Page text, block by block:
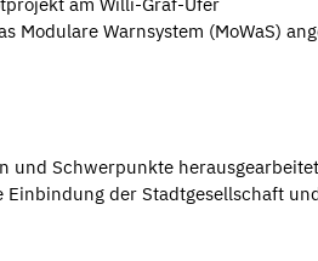
Warnsystem (MoWaS)
und Schwerpunkte
der Stadtgesellschaft